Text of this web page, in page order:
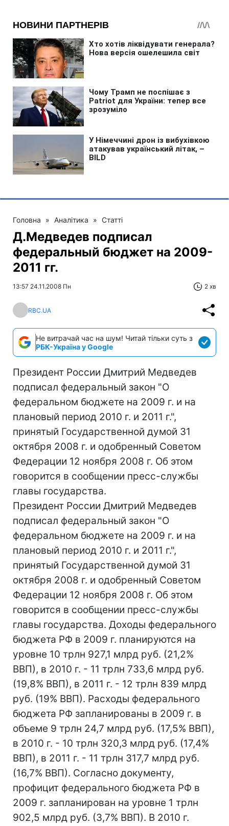
Головна » Аналітика » Статті
Д.Медведев подписал
федеральный бюджет на 2009-
2011 гг.
13:57 24.11.2008 Пн 2 хв
RBC.UA
Не витрачай час на шум! Читай тільки суть з
РБК-Україна у Google
Президент России Дмитрий Медведев
подписал федеральный закон "О
федеральном бюджете на 2009 г. и на
плановый период 2010 г. и 2011 г.",
принятый Государственной думой 31
октября 2008 г. и одобренный Советом
Федерации 12 ноября 2008 г. Об этом
говорится в сообщении пресс-службы
главы государства.
Президент России Дмитрий Медведев
подписал федеральный закон "О
федеральном бюджете на 2009 г. и на
плановый период 2010 г. и 2011 г.",
принятый Государственной думой 31
октября 2008 г. и одобренный Советом
Федерации 12 ноября 2008 г. Об этом
говорится в сообщении пресс-службы
главы государства. Доходы федерального
бюджета РФ в 2009 г. планируются на
уровне 10 трлн 927,1 млрд руб. (21,2%
ВВП), в 2010 г. - 11 трлн 733,6 млрд руб.
(19,8% ВВП), в 2011 г. - 12 трлн 839 млрд
руб. (19% ВВП). Расходы федерального
бюджета РФ запланированы в 2009 г. в
объеме 9 трлн 24,7 млрд руб. (17,5% ВВП),
в 2010 г. - 10 трлн 320,3 млрд руб. (17,4%
ВВП), в 2011 г. - 11 трлн 317,7 млрд руб.
(16,7% ВВП). Согласно документу,
профицит федерального бюджета РФ в
2009 г. запланирован на уровне 1 трлн
902,5 млрд руб. (3,7% ВВП). В 2010 г.